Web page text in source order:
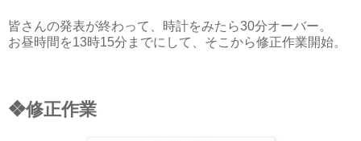
皆さんの発表が終わって、時計をみたら30分オーバー。
お昼時間を13時15分までにして、そこから修正作業開始。
❖修正作業